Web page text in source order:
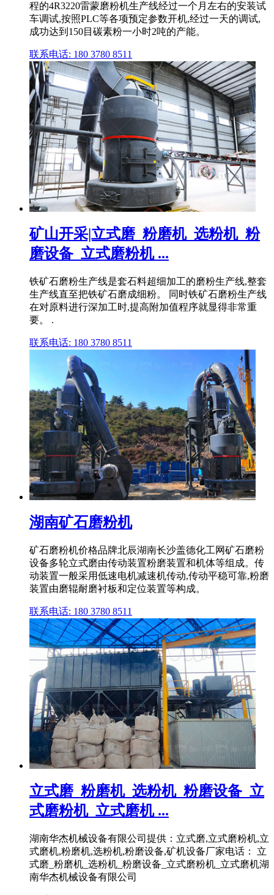
程的4R3220雷蒙磨粉机生产线经过一个月左右的安装试
车调试,按照PLC等各项预定参数开机,经过一天的调试,
成功达到150目碳素粉一小时2吨的产能。
联系电话: 180 3780 8511
矿山开采|立式磨_粉磨机_选粉机_粉
磨设备_立式磨粉机 ...
铁矿石磨粉生产线是套石料超细加工的磨粉生产线,整套
生产线直至把铁矿石磨成细粉。 同时铁矿石磨粉生产线
在对原料进行深加工时,提高附加值程序就显得非常重
要。 .
联系电话: 180 3780 8511
湖南矿石磨粉机
矿石磨粉机价格品牌北辰湖南长沙盖德化工网矿石磨粉
设备多轮立式磨由传动装置粉磨装置和机体等组成。传
动装置一般采用低速电机减速机传动,传动平稳可靠,粉磨
装置由磨辊耐磨衬板和定位装置等构成。
联系电话: 180 3780 8511
立式磨_粉磨机_选粉机_粉磨设备_立
式磨粉机_立式磨机 ...
湖南华杰机械设备有限公司提供：立式磨,立式磨粉机,立
式磨机,粉磨机,选粉机,粉磨设备,矿机设备厂家电话： 立
式磨_粉磨机_选粉机_粉磨设备_立式磨粉机_立式磨机湖
南华杰机械设备有限公司